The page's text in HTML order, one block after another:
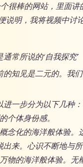
很棒的网站，里面
说明，我将视频中讨
常所说的‘自我探究’
的知见是二元的。我
进一步分为以下几种：
个体身份感。
念化的海洋般体验
出来。心识不断地与
物的海洋般体验。